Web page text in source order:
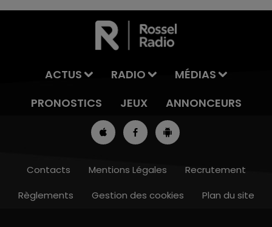
12h00 - 13h00
ACTUS RADIO
MÉDIAS
PRONOSTICS
JEUX ANNONCEURS
Contacts Mentions Légales
Recrutement
Règlements
Gestion des cookies Plan du site